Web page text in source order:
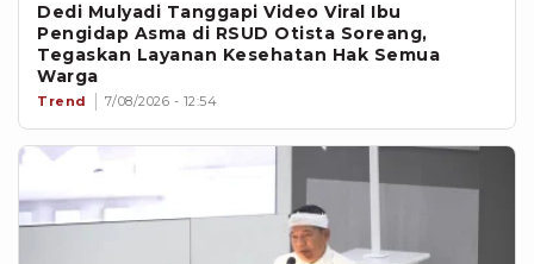
Dedi Mulyadi Tanggapi Video Viral Ibu
Pengidap Asma di RSUD Otista Soreang,
Tegaskan Layanan Kesehatan Hak Semua
Warga
Trend 7/08/2026 - 12:54